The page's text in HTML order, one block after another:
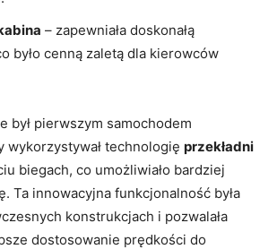
– zapewniała doskonałą
było cenną zaletą ​dla kierowców
⁣był pierwszym samochodem‌
wykorzystywał ​technologię przekładni
biegach,‍ co‌ umożliwiało bardziej
Ta innowacyjna funkcjonalność ⁤była
konstrukcjach i pozwalała
‍dostosowanie ⁢prędkości ​do